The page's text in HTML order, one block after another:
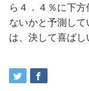
ら４．４％に下
ないかと予測し
は、決して喜ば